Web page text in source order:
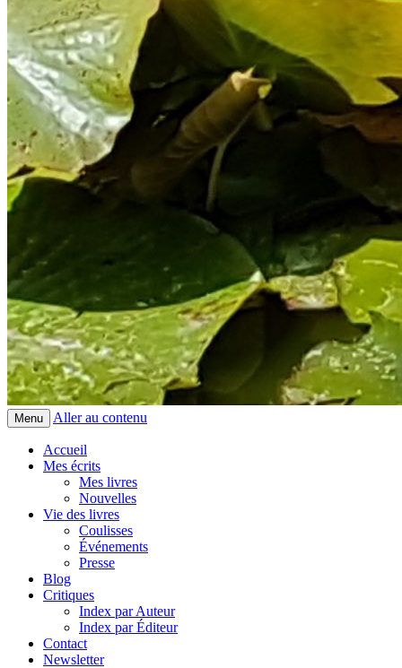
Menu Aller au contenu
Accueil
Mes écrits
Mes livres
Nouvelles
Vie des livres
Coulisses
Événements
Presse
Blog
Critiques
Index par Auteur
Index par Éditeur
Contact
Newsletter